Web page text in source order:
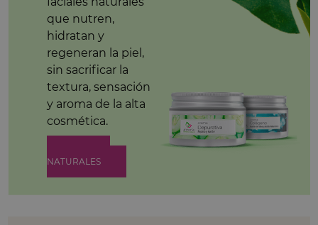
que nutren,
hidratan y
regeneran la piel,
sin sacrificar la
textura, sensación
y aroma de la alta
cosmética.
NATURALES